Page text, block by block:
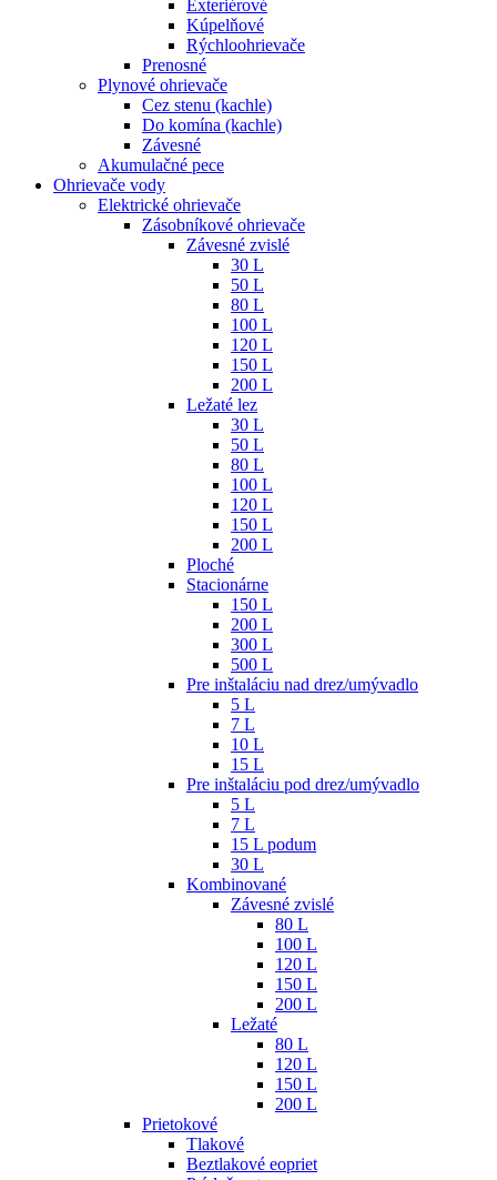
Exteriérové
Kúpelňové
Rýchloohrievače
Prenosné
Plynové ohrievače
Cez stenu (kachle)
Do komína (kachle)
Závesné
Akumulačné pece
Ohrievače vody
Elektrické ohrievače
Zásobníkové ohrievače
Závesné zvislé
30 L
50 L
80 L
100 L
120 L
150 L
200 L
Ležaté lez
30 L
50 L
80 L
100 L
120 L
150 L
200 L
Ploché
Stacionárne
150 L
200 L
300 L
500 L
Pre inštaláciu nad drez/umývadlo
5 L
7 L
10 L
15 L
Pre inštaláciu pod drez/umývadlo
5 L
7 L
15 L podum
30 L
Kombinované
Závesné zvislé
80 L
100 L
120 L
150 L
200 L
Ležaté
80 L
120 L
150 L
200 L
Prietokové
Tlakové
Beztlakové eopriet